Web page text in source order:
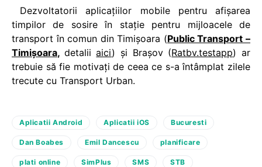
Dezvoltatorii aplicațiilor mobile pentru afișarea
timpilor de sosire în stație pentru mijloacele de
transport în comun din Timișoara (Public Transport –
Timişoara, detaliiaici) și Brașov (Ratbv.testapp) ar
trebuie să fie motivați de ceea ce s-a întâmplat zilele
trecute cu Transport Urban.
Aplicatii Android Aplicatii iOS Bucuresti
Dan Boabes Emil Dancescu planificare
plati online SimPlus SMS STB